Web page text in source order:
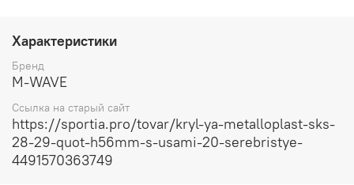
Характеристики
Бренд
M-WAVE
Ссылка на старый сайт
https://sportia.pro/tovar/kryl-ya-metalloplast-sks-
28-29-quot-h56mm-s-usami-20-serebristye-
4491570363749